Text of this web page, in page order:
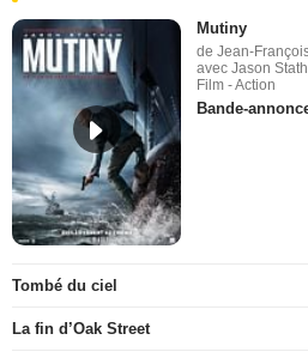
Mutiny
de Jean-
avec Jason
Film - Action
Bande-
Tombé du ciel
La fin d’Oak Street